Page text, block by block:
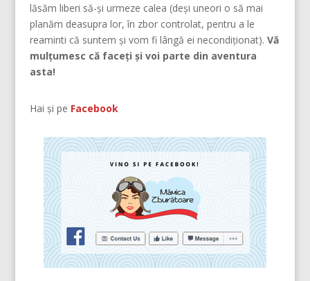
lăsăm liberi să-și urmeze calea (deşi uneori o să mai
planăm deasupra lor, în zbor controlat, pentru a le
reaminti că suntem şi vom fi lângă ei necondiţionat). Vă
mulțumesc că faceți și voi parte din aventura
asta!
Hai și pe Facebook